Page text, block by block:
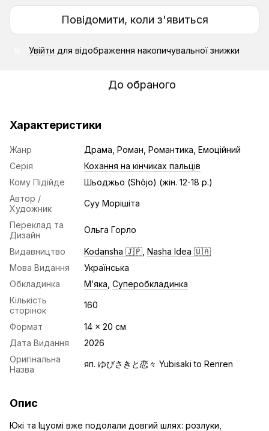
Повідомити, коли з'явиться
Увійти для відображення накопичувальної знижки
До обраного
Характеристики
Жанр
Драма, Роман, Романтика, Емоційний
Серія
Кохання на кінчиках пальців
Кому Підійде
Шьоджьо (Shōjo) (жін. 12-18 р.)
Автор /
Художник
Суу Морішіта
Переклад та
Дизайн
Ольга Горло
Видавництво Kodansha 🇯🇵 Nasha Idea 🇺🇦
Мова Видання
Українська
Обкладинка
Мʼяка Суперобкладинка
Кількість
сторінок
160
Формат
14 x 20 cм
Дата Видання
2026
Оригінальна
Назва
яп. ゆびさきと恋々 Yubisaki to Renren
Опис
Юкі та Іцуомі вже подолали довгий шлях: розлуки,